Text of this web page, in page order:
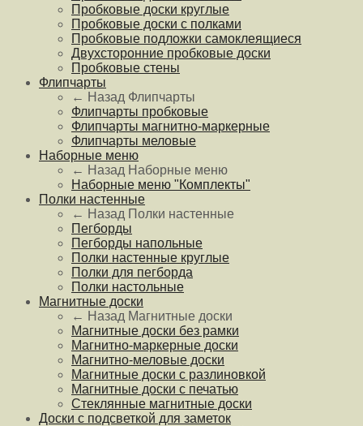
Пробковые доски круглые
Пробковые доски с полками
Пробковые подложки самоклеящиеся
Двухсторонние пробковые доски
Пробковые стены
Флипчарты
← Назад Флипчарты
Флипчарты пробковые
Флипчарты магнитно-маркерные
Флипчарты меловые
Наборные меню
← Назад Наборные меню
Наборные меню "Комплекты"
Полки настенные
← Назад Полки настенные
Пегборды
Пегборды напольные
Полки настенные круглые
Полки для пегборда
Полки настольные
Магнитные доски
← Назад Магнитные доски
Магнитные доски без рамки
Магнитно-маркерные доски
Магнитно-меловые доски
Магнитные доски с разлиновкой
Магнитные доски с печатью
Стеклянные магнитные доски
Доски с подсветкой для заметок